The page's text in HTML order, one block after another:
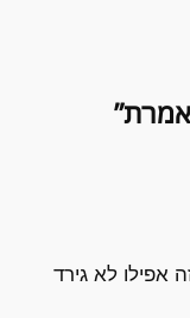
אפילו לא גירד